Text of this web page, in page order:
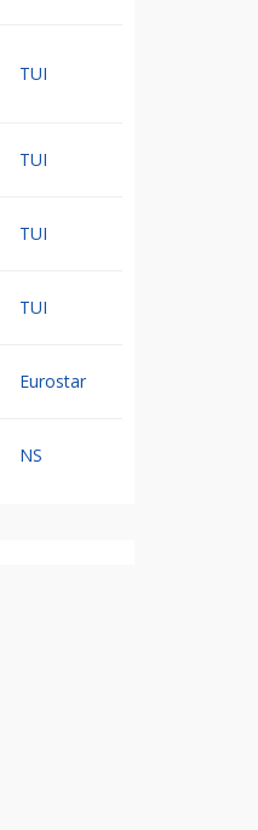
TUI
TUI
TUI
TUI
Eurostar
NS